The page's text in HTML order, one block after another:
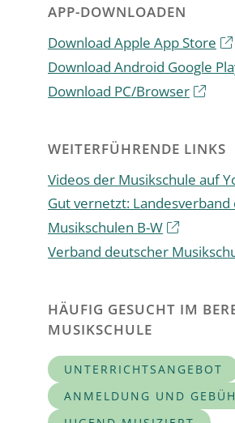
APP-DOWNLOADEN
Download Apple App Store
Download Android Google
Download PC/Browser
WEITERFÜHRENDE LINKS
Videos der Musikschule auf
Gut vernetzt: Landesverband
Musikschulen B-W
Verband deutscher
HÄUFIG GESUCHT IM
MUSIKSCHULE
UNTERRICHTSANGEBOT
ANMELDUNG UND